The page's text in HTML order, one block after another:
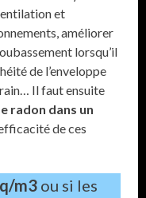
et
améliorer
lorsqu’il
de l’enveloppe
Il faut ensuite
radon dans un
de ces
m3 ou si les